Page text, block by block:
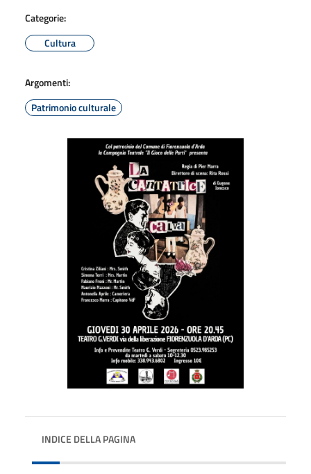
Categorie:
Cultura
Argomenti:
Patrimonio culturale
INDICE DELLA PAGINA